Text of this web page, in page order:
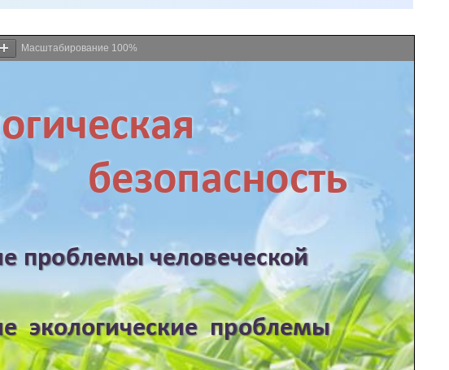
Масштабирование 100%